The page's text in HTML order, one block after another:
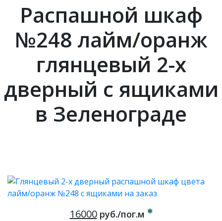
Распашной шкаф
№248 лайм/оранж
глянцевый 2-х
дверный с ящиками
в Зеленограде
16000руб./пог.м